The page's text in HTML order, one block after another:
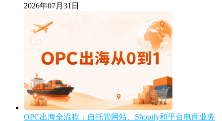
2026年07月31日
OPC出海全流程：自托管网站、Shopify和平台电商业务